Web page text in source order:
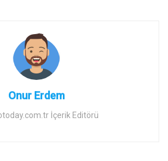
Onur Erdem
İçerik Editörü